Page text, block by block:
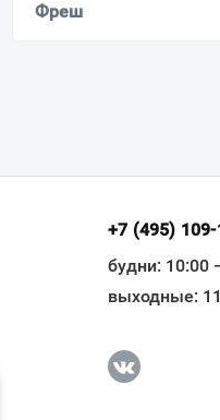
Фреш
+7 (495) 109-
будни: 10:00
выходные: